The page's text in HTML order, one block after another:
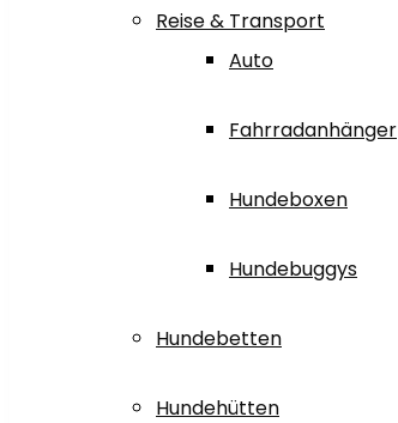
Reise & Transport
Auto
Fahrradanhänger
Hundeboxen
Hundebuggys
Hundebetten
Hundehütten